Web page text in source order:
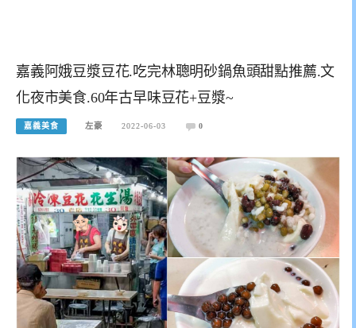
嘉義阿娥豆漿豆花.吃完林聰明砂鍋魚頭甜點推薦.文
化夜市美食.60年古早味豆花+豆漿~
嘉義美食 左豪 2022-06-03 0